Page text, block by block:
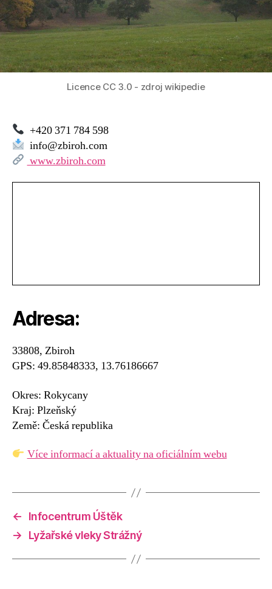
Licence CC 3.0 - zdroj wikipedie
+420 371 784 598
info@zbiroh.com
www.zbiroh.com
Adresa:
33808, Zbiroh
GPS: 49.85848333, 13.76186667
Okres: Rokycany
Kraj: Plzeňský
Země: Česká republika
Více informací a aktuality na oficiálním webu
←
Infocentrum Úštěk
→
Lyžařské vleky Strážný